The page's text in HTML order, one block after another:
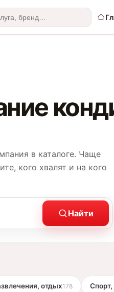
в каталоге. Чаще
кого хвалят и на кого
Найти
отдых178